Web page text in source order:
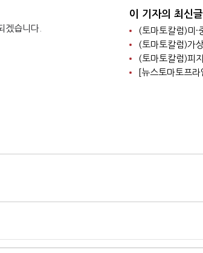
겠습니다.
이 기자의 최신글
(토마토칼럼)미·
(토마토칼럼)가
(토마토칼럼)피
[뉴스토마토프